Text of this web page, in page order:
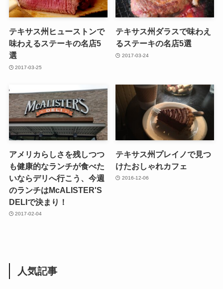
テキサス州ヒューストンで
味わえるステーキの名店5
選
2017-03-25
テキサス州ダラスで味わえ
るステーキの名店5選
2017-03-24
アメリカらしさを残しつつ
も健康的なランチが食べた
いならデリへ行こう、今週
のランチはMcALISTER'S
DELIで決まり！
2017-02-04
テキサス州プレイノで見つ
けたおしゃれカフェ
2016-12-06
人気記事